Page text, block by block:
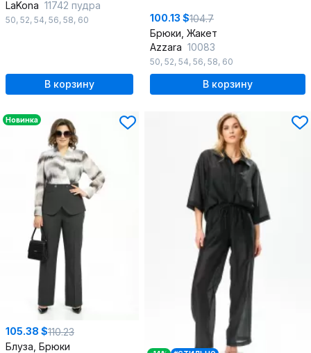
LaKona 11742 пудра
50, 52, 54, 56, 58, 60
В корзину
100.13 $104.7
Брюки, Жакет
Azzara 10083
50, 52, 54, 56, 58, 60
В корзину
Новинка
105.38 $110.23
Блуза, Брюки